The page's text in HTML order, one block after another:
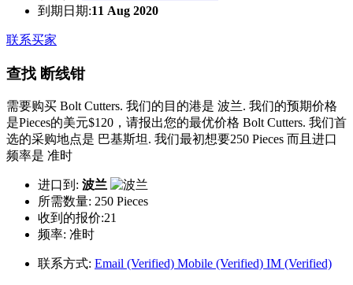
到期日期:11 Aug 2020
联系买家
查找 断线钳
需要购买 Bolt Cutters. 我们的目的港是 波兰. 我们的预期价格
是Pieces的美元$120，请报出您的最优价格 Bolt Cutters. 我们首
选的采购地点是 巴基斯坦. 我们最初想要250 Pieces 而且进口
频率是 准时
进口到: 波兰
所需数量: 250 Pieces
收到的报价:21
频率: 准时
联系方式: Email (Verified) Mobile (Verified) IM (Verified)